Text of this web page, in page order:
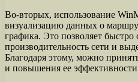
Во-вторых, использование
визуализацию данных о
графика. Это позволяет
производительность сети и
Благодаря этому, можно
и повышения ее